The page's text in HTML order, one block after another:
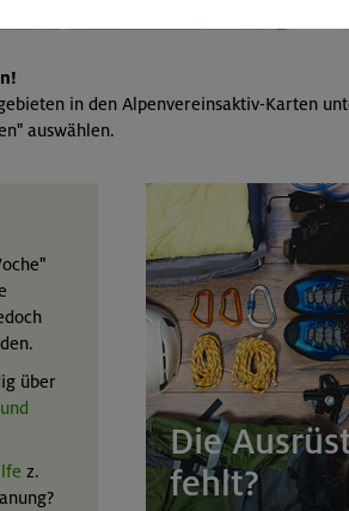
in den Alpenvereinsaktiv-Karten
auswählen.
über
z.
Die
fehlt?